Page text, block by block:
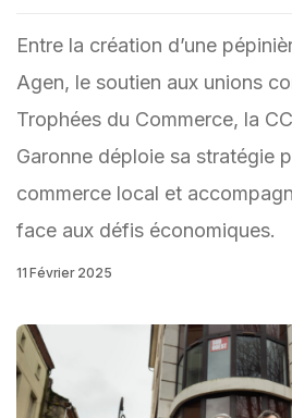
Entre la création d’une
Agen, le soutien aux unions
Trophées du Commerce, la
Garonne déploie sa stratégie
commerce local et
face aux défis économiques.
11 Février 2025